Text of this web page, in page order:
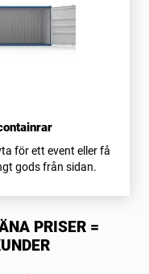
för ett event eller få
gods från sidan.
PRISER =